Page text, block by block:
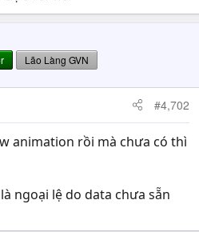
Lão Làng GVN
#4,702
animation rồi mà chưa có thì
ngoại lệ do data chưa sẵn